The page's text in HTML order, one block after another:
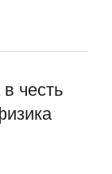
честь